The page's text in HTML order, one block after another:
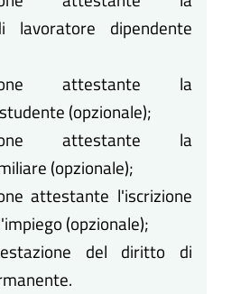
lavoratore dipendente
attestante la
(opzionale);
attestante la
(opzionale);
attestante l'iscrizione
(opzionale);
del diritto di